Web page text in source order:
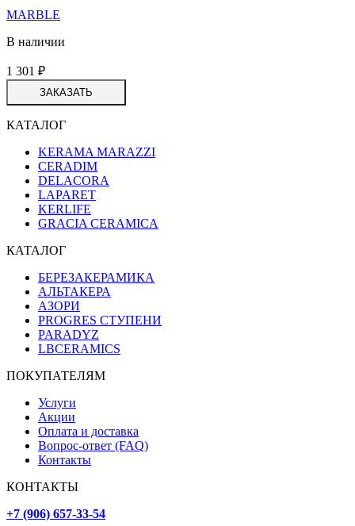
MARBLE
В наличии
1 301 ₽
ЗАКАЗАТЬ
КАТАЛОГ
KERAMA MARAZZI
CERADIM
DELACORA
LAPARET
KERLIFE
GRACIA CERAMICA
КАТАЛОГ
БЕРЕЗАКЕРАМИКА
АЛЬТАКЕРА
АЗОРИ
PROGRES СТУПЕНИ
PARADYZ
LBCERAMICS
ПОКУПАТЕЛЯМ
Услуги
Акции
Оплата и доставка
Вопрос-ответ (FAQ)
Контакты
КОНТАКТЫ
+7 (906) 657-33-54